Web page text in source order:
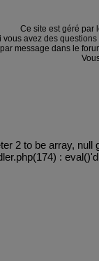
Ce site est géré par
vous avez des
message dans le
2 to be array, null
: